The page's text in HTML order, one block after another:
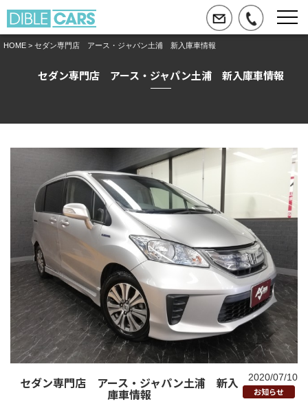
HOME > セダン専門店 アース・ジャパン土浦 新入庫車情報
セダン専門店 アース・ジャパン土浦 新入庫車情報
セダン専門店 アース・ジャパン土浦 新入
庫車情報
2020/07/10
お知らせ